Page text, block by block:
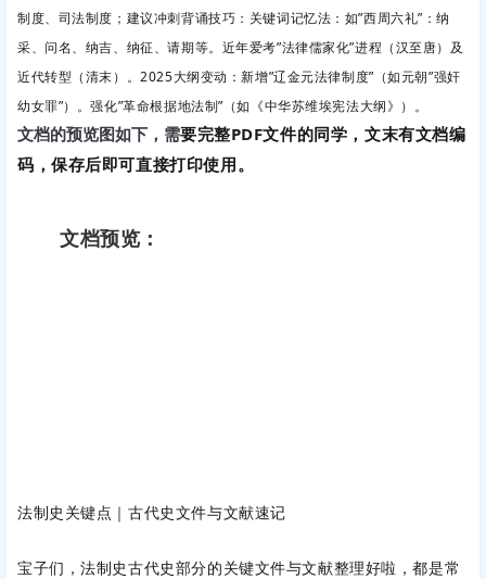
制度、 司法制度；建议冲刺背诵技巧：关键词记忆法 ：如”西周六礼”：纳
采、问名、纳吉、纳征、请期等。近年爱考”法律儒家化”进程（汉至唐）及
近代转型（清末）。2025大纲变动 ：新增”辽金元法律制度”（如元朝”强奸
幼女罪”）。强化”革命根据地法制”（如《中华苏维埃宪法大纲》）。
文档的预览图如下，需要完整PDF文件的同学，文末有文档编
码，保存后即可直接打印使用。
文档预览：
法制史关键点｜古代史文件与文献速记
宝子们，法制史古代史部分的关键文件与文献整理好啦，都是常